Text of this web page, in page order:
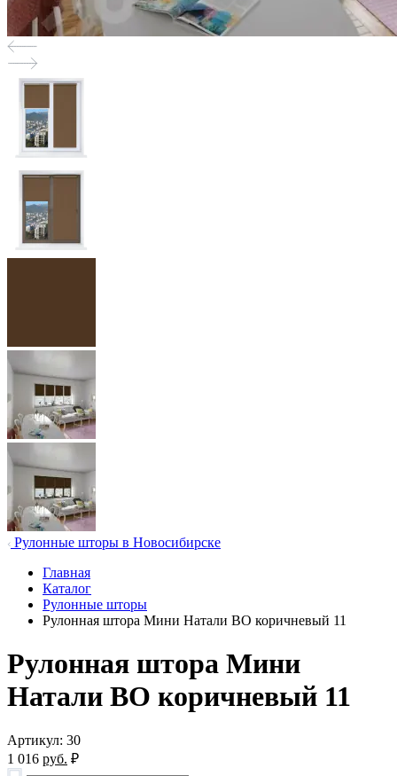
Рулонные шторы в Новосибирске
Главная
Каталог
Рулонные шторы
Рулонная штора Мини Натали ВО коричневый 11
Рулонная штора Мини
Натали ВО коричневый 11
Артикул: 30
1 016 руб. ₽